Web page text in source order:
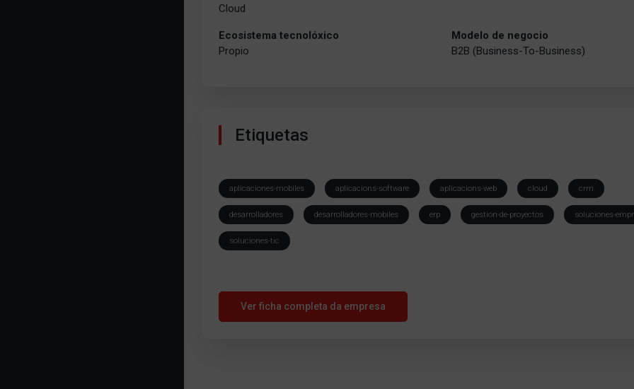
Cloud
Ecosistema tecnolóxico
Propio
Modelo de negocio
B2B (Business-To-Business)
Etiquetas
aplicaciones-mobiles aplicacions-software aplicacions-web cloud crm
desarrolladores desarrolladores-mobiles erp gestion-de-proyectos soluciones-
soluciones-tic
Ver ficha completa da empresa